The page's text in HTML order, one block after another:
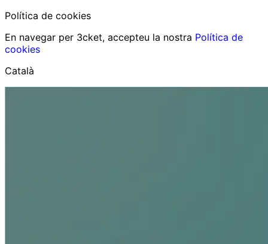
Política de cookies
En navegar per 3cket, accepteu la nostra Política de
cookies
Català